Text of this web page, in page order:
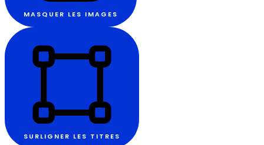
MASQUER LES IMAGES
SURLIGNER LES TITRES